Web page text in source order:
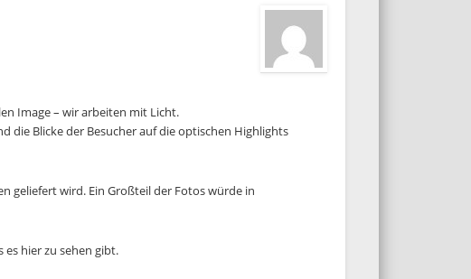
Image – wir arbeiten mit Licht.
die Blicke der Besucher auf die optischen Highlights
geliefert wird. Ein Großteil der Fotos würde in
es hier zu sehen gibt.